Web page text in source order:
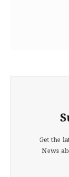
Get the
News